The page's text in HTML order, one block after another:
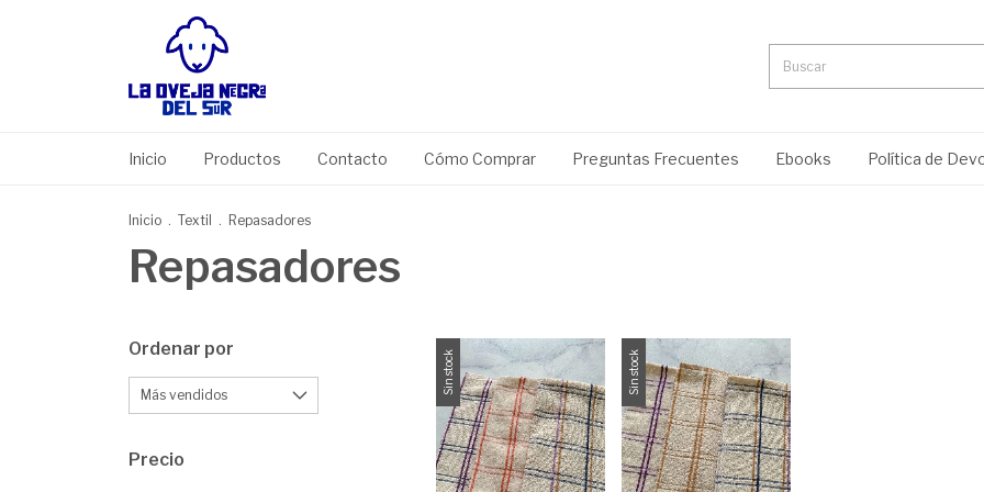
Inicio Productos Contacto Cómo Comprar Preguntas Frecuentes Ebooks Política de
Inicio . Textil . Repasadores
Repasadores
Ordenar por
Precio
Sin stock Sin stock